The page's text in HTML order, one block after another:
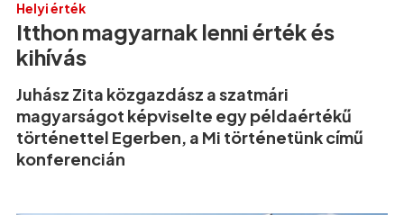
Helyi érték
Itthon magyarnak lenni érték és
kihívás
Juhász Zita közgazdász a szatmári
magyarságot képviselte egy példaértékű
történettel Egerben, a Mi történetünk című
konferencián